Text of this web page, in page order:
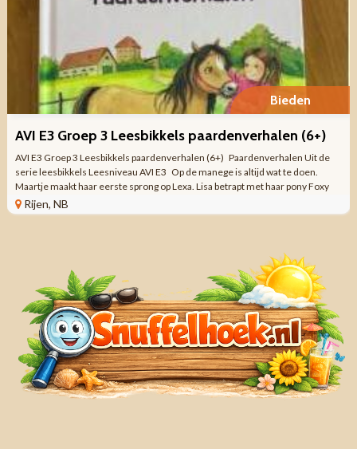
Bieden
AVI E3 Groep 3 Leesbikkels paardenverhalen (6+)
AVI E3 Groep 3 Leesbikkels paardenverhalen (6+) Paardenverhalen Uit de
serie leesbikkels Leesniveau AVI E3 Op de manege is altijd wat te doen.
Maartje maakt haar eerste sprong op Lexa. Lisa betrapt met haar pony Foxy
een paar ...
Rijen, NB